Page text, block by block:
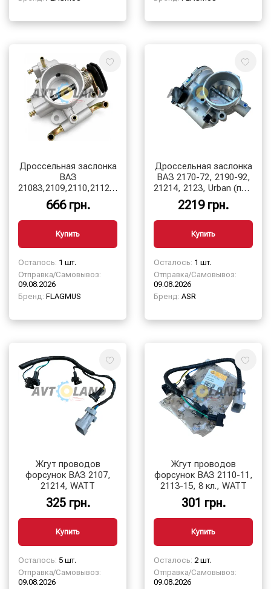
Дроссельная заслонка
ВАЗ
21083,2109,2110,2112,2113,2114,2115,
1117-19, 2170-72, (46
мм)
666 грн.
Купить
Осталось: 1 шт.
Отправка/Самовывоз:
09.08.2026
Бренд: FLAGMUS
Дроссельная заслонка
ВАЗ 2170-72, 2190-92,
21214, 2123, Urban (под
E-GAS с Bosch M17.9.7)
2219 грн.
Купить
Осталось: 1 шт.
Отправка/Самовывоз:
09.08.2026
Бренд: ASR
Жгут проводов
форсунок ВАЗ 2107,
21214, WATT
325 грн.
Купить
Осталось: 5 шт.
Отправка/Самовывоз:
09.08.2026
Жгут проводов
форсунок ВАЗ 2110-11,
2113-15, 8 кл., WATT
301 грн.
Купить
Осталось: 2 шт.
Отправка/Самовывоз:
09.08.2026